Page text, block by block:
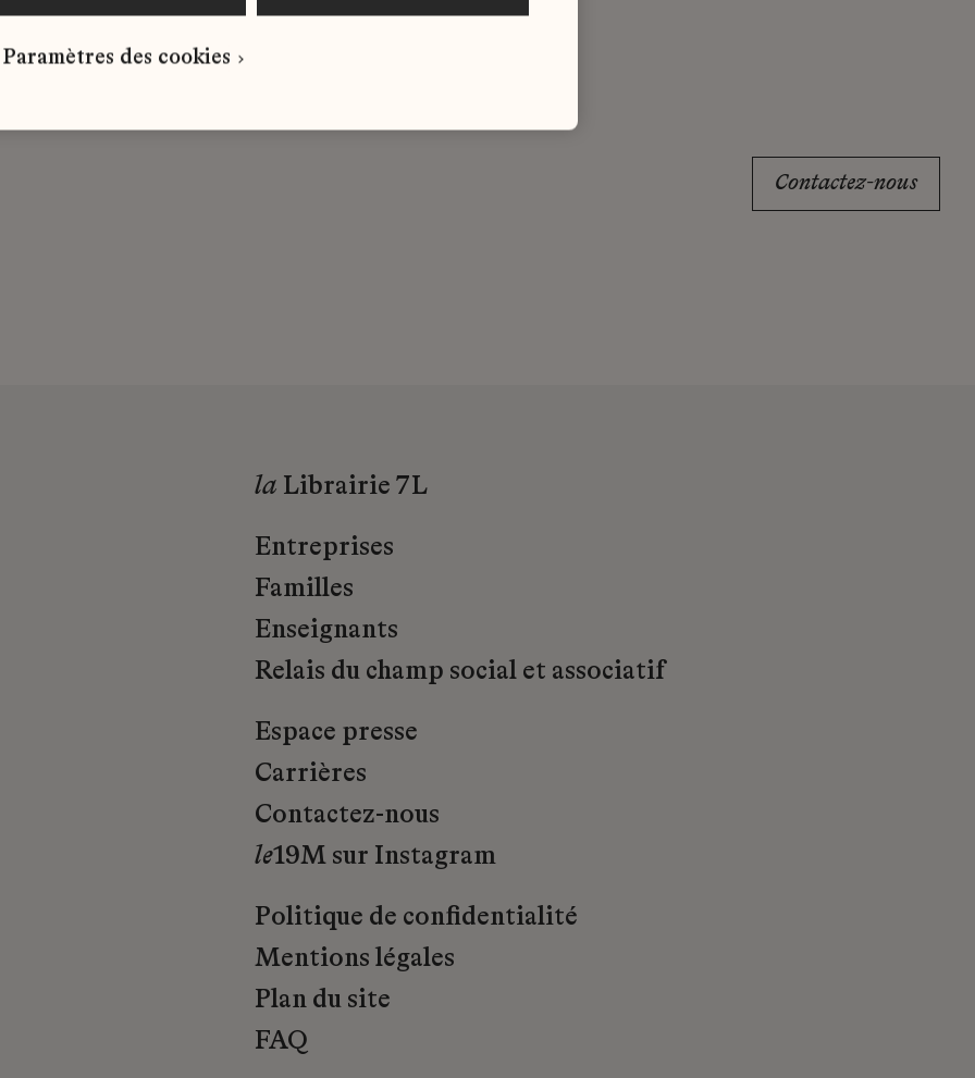
correspond à votre profil ?
spontanée dès maintenant.
Contactez-nous
la Librairie 7L
Entreprises
Familles
Enseignants
Relais du champ social et associatif
Espace presse
Carrières
Contactez-nous
le19M sur Instagram
Politique de confidentialité
Mentions légales
Plan du site
FAQ
Paramètres des cookies